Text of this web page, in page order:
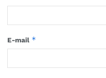
E-mail *